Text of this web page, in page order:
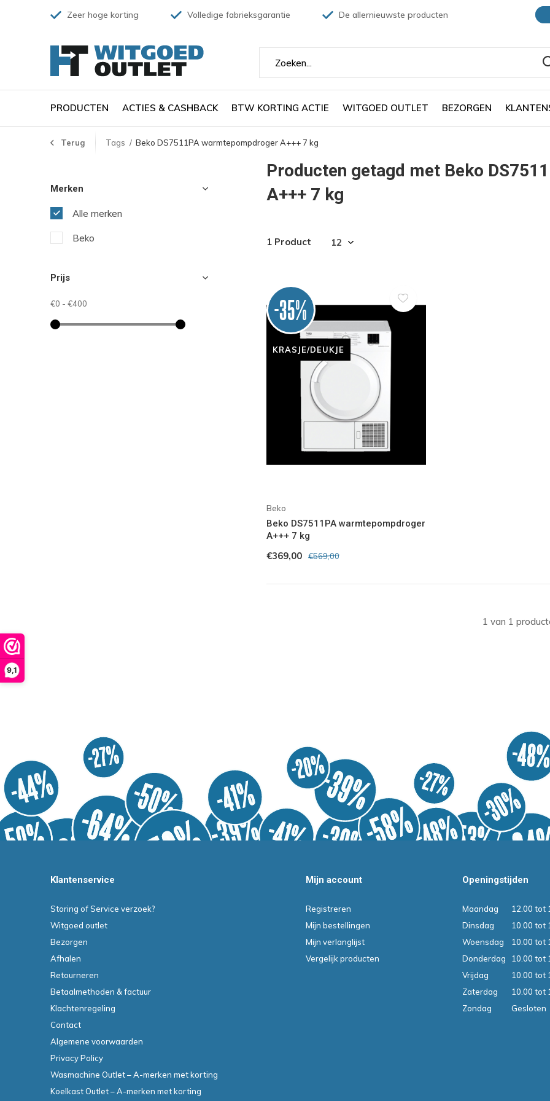
9,1
PRODUCTEN ACTIES & CASHBACK BTW KORTING ACTIE WITGOED OUTLET BEZORGEN
Zeer hoge korting Volledige fabrieksgarantie De allernieuwste producten
Terug Tags Beko DS7511PA warmtepompdroger A+++ 7 kg
Producten getagd met Beko
A+++ 7 kg
1 Product
-35%
KRASJE/DEUKJE
Beko
Beko DS7511PA warmtepompdroger
A+++ 7 kg
€369,00 €569,00
1 van 1
Merken
Alle merken
Beko
Prijs
€0 - €400
Klantenservice
Storing of Service verzoek?
Witgoed outlet
Bezorgen
Afhalen
Retourneren
Betaalmethoden & factuur
Klachtenregeling
Contact
Algemene voorwaarden
Privacy Policy
Wasmachine Outlet – A-merken met korting
Koelkast Outlet – A-merken met korting
Mijn account
Registreren
Mijn bestellingen
Mijn verlanglijst
Vergelijk producten
Openingstijden
Maandag
12.00 tot
Dinsdag
10.00 tot
Woensdag
10.00 tot
Donderdag
10.00 tot
Vrijdag
10.00 tot
Zaterdag
10.00 tot
Zondag
Gesloten